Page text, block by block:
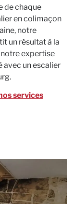
de chaque
en colimaçon
notre
un résultat à la
expertise
avec un escalier
services